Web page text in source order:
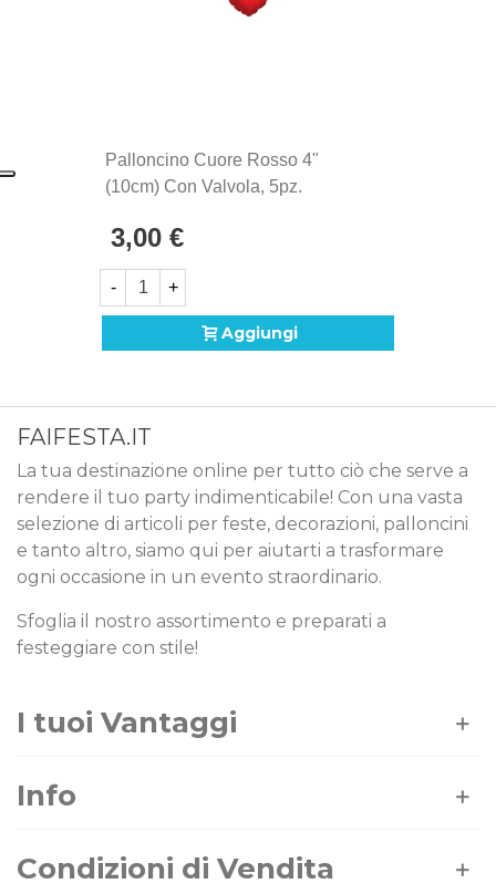
Palloncino Cuore Rosso 4"
(10cm) Con Valvola, 5pz.
3,00 €
- +
Aggiungi
FAIFESTA.IT
La tua destinazione online per tutto ciò che serve a
rendere il tuo party indimenticabile! Con una vasta
selezione di articoli per feste, decorazioni, palloncini
e tanto altro, siamo qui per aiutarti a trasformare
ogni occasione in un evento straordinario.
Sfoglia il nostro assortimento e preparati a
festeggiare con stile!
I tuoi Vantaggi
Info
Condizioni di Vendita